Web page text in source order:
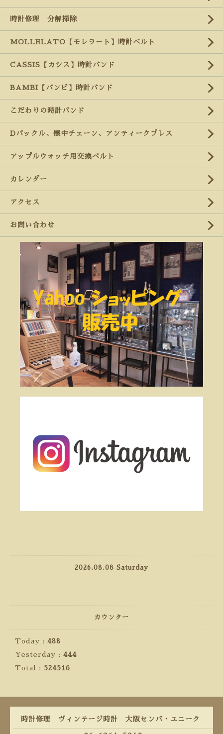
時計修理 分解掃除
MOLLELATO【モレラート】時計ベルト
CASSIS【カシス】時計バンド
BAMBI【バンビ】時計バンド
こだわりの時計バンド
Dバックル、懐中チェーン、アンティークブレス
アップルウォッチ用交換ベルト
カレンダー
アクセス
お問い合わせ
2026.08.08 Saturday
カウンター
Today : 488
Yesterday : 444
Total : 524516
時計修理 ヴィンテージ時計 大阪センバ・ユニーク